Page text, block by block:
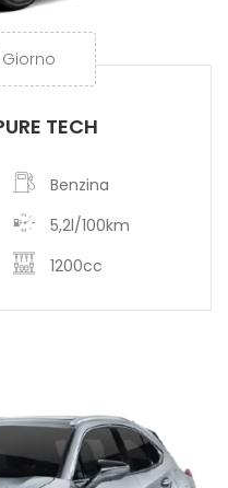
TECH
Benzina
5,2l/100km
1200cc